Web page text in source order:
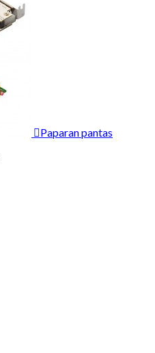
Paparan pantas